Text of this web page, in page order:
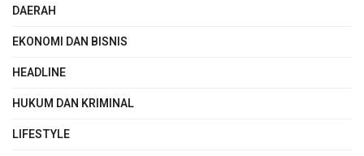
DAERAH
EKONOMI DAN BISNIS
HEADLINE
HUKUM DAN KRIMINAL
LIFESTYLE